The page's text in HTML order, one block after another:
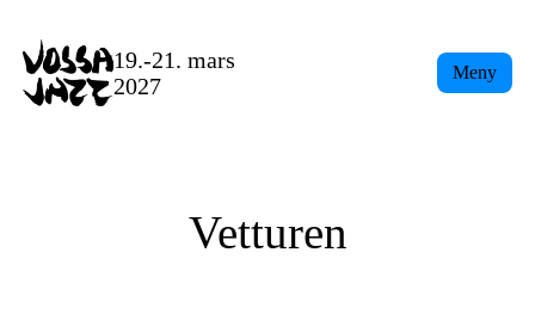
content
19.-21. mars
2027
Meny
Vetturen